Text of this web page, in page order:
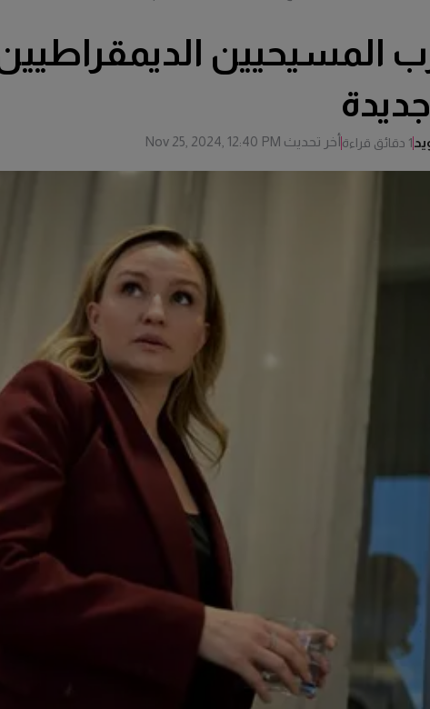
1 دقائق قراءة أخر تحديث Nov 25, 2024, 12:40 PM
المسيحيين